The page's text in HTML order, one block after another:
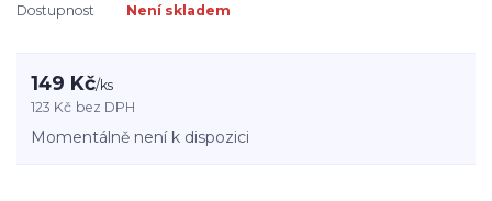
Dostupnost Není skladem
149 Kč/ks
123 Kč bez DPH
Momentálně není k dispozici